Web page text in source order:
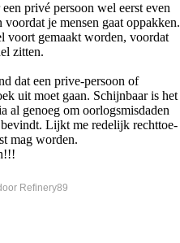
privé persoon wel eerst even
je mensen gaat oppakken.
voort gemaakt worden, voordat
zitten.
dat een prive-persoon of
uit moet gaan. Schijnbaar is het
al genoeg om oorlogsmisdaden
Lijkt me redelijk rechttoe-
mag worden.
Refinery89